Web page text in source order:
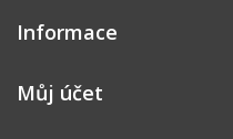
Informace
Můj účet